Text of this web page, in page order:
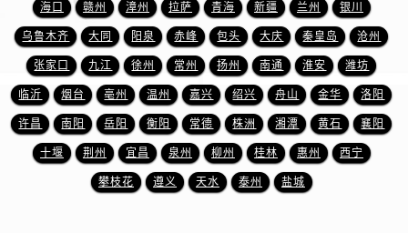
海口 赣州 漳州 拉萨 青海 新疆 兰州 银川
乌鲁木齐 大同 阳泉 赤峰 包头 大庆 秦皇岛 沧州
张家口 九江 徐州 常州 扬州 南通 淮安 潍坊
临沂 烟台 亳州 温州 嘉兴 绍兴 舟山 金华 洛阳
许昌 南阳 岳阳 衡阳 常德 株洲 湘潭 黄石 襄阳
十堰 荆州 宜昌 泉州 柳州 桂林 惠州 西宁
攀枝花 遵义 天水 泰州 盐城